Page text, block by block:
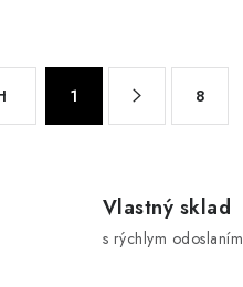
1 8
Vlastný sklad
s rýchlym odoslaním